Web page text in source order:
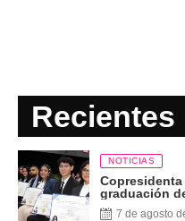
Recientes
NOTICIAS
graduación
Pueblo
7 de agosto